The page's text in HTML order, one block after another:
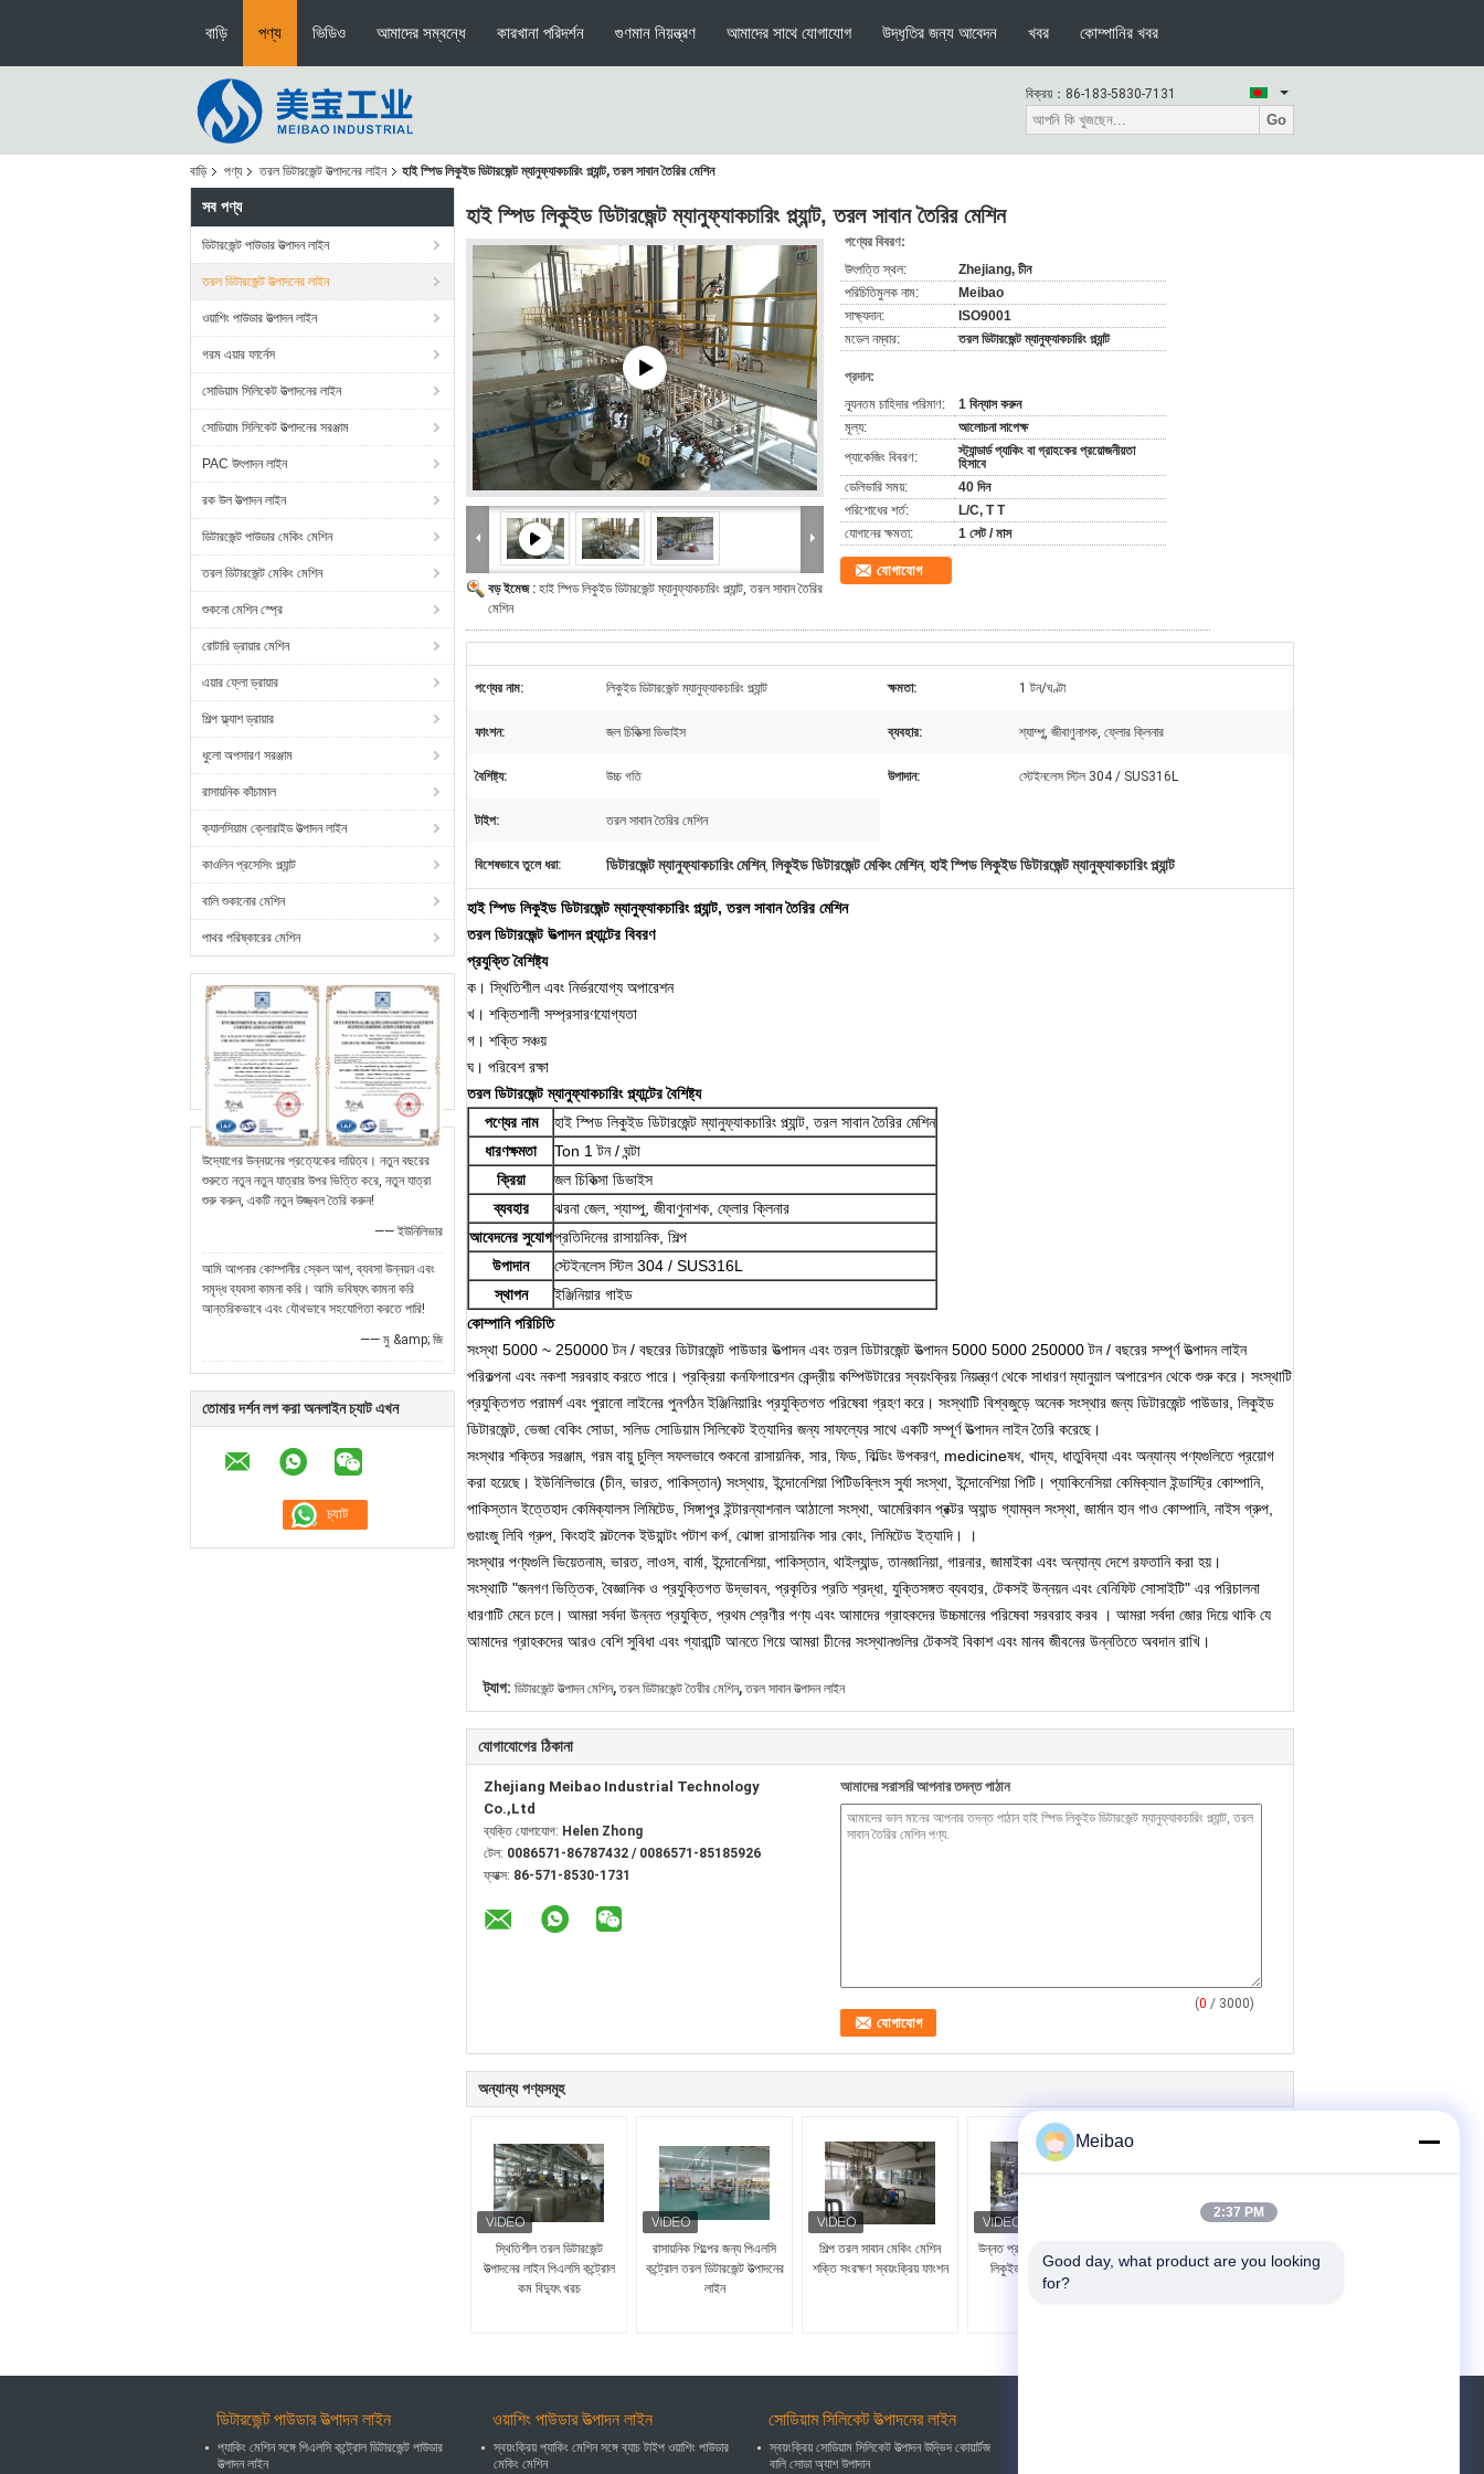
বাড়ি পণ্য ভিডিও আমাদের সম্বন্ধে কারখানা পরিদর্শন গুণমান নিয়ন্ত্রণ আমাদের সাথে যোগাযোগ উদ্ধৃতির জন্য আবেদন খবর কোম্পানির খবর
বিক্রয়： 86-183-5830-7131
Go
বাড়ি পণ্য তরল ডিটারজেন্ট উত্পাদনের লাইন হাই স্পিড লিকুইড ডিটারজেন্ট ম্যানুফ্যাকচারিং প্ল্যান্ট, তরল সাবান তৈরির মেশিন
সব পণ্য
ডিটারজেন্ট পাউডার উত্পাদন লাইন
তরল ডিটারজেন্ট উত্পাদনের লাইন
ওয়াশিং পাউডার উত্পাদন লাইন
গরম এয়ার ফার্নেস
সোডিয়াম সিলিকেট উত্পাদনের লাইন
সোডিয়াম সিলিকেট উত্পাদনের সরঞ্জাম
PAC উৎপাদন লাইন
রক উল উত্পাদন লাইন
ডিটারজেন্ট পাউডার মেকিং মেশিন
তরল ডিটারজেন্ট মেকিং মেশিন
শুকনো মেশিন স্প্রে
রোটারি ড্রায়ার মেশিন
এয়ার ফ্লো ড্রায়ার
শিল্প ফ্ল্যাশ ড্রায়ার
ধুলো অপসারণ সরঞ্জাম
রাসায়নিক কাঁচামাল
ক্যালসিয়াম ক্লোরাইড উত্পাদন লাইন
কাওলিন প্রসেসিং প্ল্যান্ট
বালি শুকানোর মেশিন
পাথর পরিষ্কারের মেশিন
উদ্যোগের উন্নয়নের প্রত্যেকের দায়িত্ব। নতুন বছরের
শুরুতে নতুন নতুন যাত্রার উপর ভিত্তি করে, নতুন যাত্রা
শুরু করুন, একটি নতুন উজ্জ্বল তৈরি করুন!
—— ইউনিলিভার
আমি আপনার কোম্পানীর স্কেল আপ, ব্যবসা উন্নয়ন এবং
সমৃদ্ধ ব্যবসা কামনা করি। আমি ভবিষ্যৎ কামনা করি
আন্তরিকভাবে এবং যৌথভাবে সহযোগিতা করতে পারি!
—— মু &amp; জি
তোমার দর্শন লগ করা অনলাইন চ্যাট এখন
হাই স্পিড লিকুইড ডিটারজেন্ট ম্যানুফ্যাকচারিং প্ল্যান্ট, তরল সাবান তৈরির মেশিন
বড় ইমেজ : হাই স্পিড লিকুইড ডিটারজেন্ট ম্যানুফ্যাকচারিং প্ল্যান্ট, তরল সাবান তৈরির
মেশিন
পণ্যের বিবরণ:
উৎপত্তি স্থল:
Zhejiang, চীন
পরিচিতিমুলক নাম:
Meibao
সাক্ষ্যদান:
ISO9001
মডেল নম্বার:
তরল ডিটারজেন্ট ম্যানুফ্যাকচারিং প্ল্যান্ট
প্রদান:
ন্যূনতম চাহিদার পরিমাণ:
1 বিন্যাস করুন
মূল্য:
আলোচনা সাপেক্ষ
প্যাকেজিং বিবরণ:
স্ট্যান্ডার্ড প্যাকিং বা গ্রাহকের প্রয়োজনীয়তা
হিসাবে
ডেলিভারি সময়:
40 দিন
পরিশোধের শর্ত:
L/C, T T
যোগানের ক্ষমতা:
1 সেট / মাস
যোগাযোগ
পণ্যের নাম: লিকুইড ডিটারজেন্ট ম্যানুফ্যাকচারিং প্ল্যান্ট ক্ষমতা: 1 টন/ঘণ্টা
ফাংশন: জল চিকিত্সা ডিভাইস ব্যবহার: শ্যাম্পু, জীবাণুনাশক, ফ্লোর ক্লিনার
বৈশিষ্ট্য: উচ্চ গতি উপাদান: স্টেইনলেস স্টিল 304 / SUS316L
টাইপ: তরল সাবান তৈরির মেশিন
বিশেষভাবে তুলে ধরা: ডিটারজেন্ট ম্যানুফ্যাকচারিং মেশিন, লিকুইড ডিটারজেন্ট মেকিং মেশিন, হাই স্পিড লিকুইড ডিটারজেন্ট ম্যানুফ্যাকচারিং প্ল্যান্ট
হাই স্পিড লিকুইড ডিটারজেন্ট ম্যানুফ্যাকচারিং প্ল্যান্ট, তরল সাবান তৈরির মেশিন
তরল ডিটারজেন্ট উত্পাদন প্ল্যান্টের বিবরণ
প্রযুক্তি বৈশিষ্ট্য
ক। স্থিতিশীল এবং নির্ভরযোগ্য অপারেশন
খ। শক্তিশালী সম্প্রসারণযোগ্যতা
গ। শক্তি সঞ্চয়
ঘ। পরিবেশ রক্ষা
তরল ডিটারজেন্ট ম্যানুফ্যাকচারিং প্ল্যান্টের বৈশিষ্ট্য
পণ্যের নাম
হাই স্পিড লিকুইড ডিটারজেন্ট ম্যানুফ্যাকচারিং প্ল্যান্ট, তরল সাবান তৈরির মেশিন
ধারণক্ষমতা
Ton 1 টন / ঘন্টা
ক্রিয়া
জল চিকিত্সা ডিভাইস
ব্যবহার
ঝরনা জেল, শ্যাম্পু, জীবাণুনাশক, ফ্লোর ক্লিনার
আবেদনের সুযোগপ্রতিদিনের রাসায়নিক, শিল্প
উপাদান
স্টেইনলেস স্টিল 304 / SUS316L
স্থাপন
ইঞ্জিনিয়ার গাইড
কোম্পানি পরিচিতি
সংস্থা 5000 ~ 250000 টন / বছরের ডিটারজেন্ট পাউডার উত্পাদন এবং তরল ডিটারজেন্ট উত্পাদন 5000 5000 250000 টন / বছরের সম্পূর্ণ উত্পাদন লাইন
পরিকল্পনা এবং নকশা সরবরাহ করতে পারে। প্রক্রিয়া কনফিগারেশন কেন্দ্রীয় কম্পিউটারের স্বয়ংক্রিয় নিয়ন্ত্রণ থেকে সাধারণ ম্যানুয়াল অপারেশন থেকে শুরু করে। সংস্থাটি
প্রযুক্তিগত পরামর্শ এবং পুরানো লাইনের পুনর্গঠন ইঞ্জিনিয়ারিং প্রযুক্তিগত পরিষেবা গ্রহণ করে। সংস্থাটি বিশ্বজুড়ে অনেক সংস্থার জন্য ডিটারজেন্ট পাউডার, লিকুইড
ডিটারজেন্ট, ভেজা বেকিং সোডা, সলিড সোডিয়াম সিলিকেট ইত্যাদির জন্য সাফল্যের সাথে একটি সম্পূর্ণ উত্পাদন লাইন তৈরি করেছে।
সংস্থার শক্তির সরঞ্জাম, গরম বায়ু চুল্লি সফলভাবে শুকনো রাসায়নিক, সার, ফিড, বিল্ডিং উপকরণ, medicineষধ, খাদ্য, ধাতুবিদ্যা এবং অন্যান্য পণ্যগুলিতে প্রয়োগ
করা হয়েছে। ইউনিলিভারে (চীন, ভারত, পাকিস্তান) সংস্থায়, ইন্দোনেশিয়া পিটিডব্লিংস সুর্যা সংস্থা, ইন্দোনেশিয়া পিটি। প্যাকিনেসিয়া কেমিক্যাল ইন্ডাস্ট্রি কোম্পানি,
পাকিস্তান ইত্তেহাদ কেমিক্যালস লিমিটেড, সিঙ্গাপুর ইন্টারন্যাশনাল আঠালো সংস্থা, আমেরিকান প্রক্টর অ্যান্ড গ্যাম্বল সংস্থা, জার্মান হান গাও কোম্পানি, নাইস গ্রুপ,
গুয়াংজু লিবি গ্রুপ, কিংহাই সল্টলেক ইউয়ান্টং পটাশ কর্প, ঝোঙ্গা রাসায়নিক সার কোং, লিমিটেড ইত্যাদি। ।
সংস্থার পণ্যগুলি ভিয়েতনাম, ভারত, লাওস, বার্মা, ইন্দোনেশিয়া, পাকিস্তান, থাইল্যান্ড, তানজানিয়া, গারনার, জামাইকা এবং অন্যান্য দেশে রফতানি করা হয়।
সংস্থাটি "জনগণ ভিত্তিক, বৈজ্ঞানিক ও প্রযুক্তিগত উদ্ভাবন, প্রকৃতির প্রতি শ্রদ্ধা, যুক্তিসঙ্গত ব্যবহার, টেকসই উন্নয়ন এবং বেনিফিট সোসাইটি" এর পরিচালনা
ধারণাটি মেনে চলে। আমরা সর্বদা উন্নত প্রযুক্তি, প্রথম শ্রেণীর পণ্য এবং আমাদের গ্রাহকদের উচ্চমানের পরিষেবা সরবরাহ করব । আমরা সর্বদা জোর দিয়ে থাকি যে
আমাদের গ্রাহকদের আরও বেশি সুবিধা এবং গ্যারান্টি আনতে গিয়ে আমরা চীনের সংস্থানগুলির টেকসই বিকাশ এবং মানব জীবনের উন্নতিতে অবদান রাখি।
ট্যাগ: ডিটারজেন্ট উত্পাদন মেশিন, তরল ডিটারজেন্ট তৈরীর মেশিন, তরল সাবান উত্পাদন লাইন
যোগাযোগের ঠিকানা
Zhejiang Meibao Industrial Technology
Co.,Ltd
ব্যক্তি যোগাযোগ: Helen Zhong
টেল: 0086571-86787432 / 0086571-85185926
ফ্যাক্স: 86-571-8530-1731
আমাদের সরাসরি আপনার তদন্ত পাঠান
(0 / 3000)
অন্যান্য পণ্যসমূহ
স্থিতিশীল তরল ডিটারজেন্ট
উত্পাদনের লাইন পিএলসি কন্ট্রোল
কম বিদ্যুৎ খরচ
রাসায়নিক শিল্পের জন্য পিএলসি
কন্ট্রোল তরল ডিটারজেন্ট উত্পাদনের
লাইন
শিল্প তরল সাবান মেকিং মেশিন
শক্তি সংরক্ষণ স্বয়ংক্রিয় ফাংশন
উন্নত প্রযুক্তির সাহায্যে ব্লিচিং
লিকুইড সোপ মেকিং মেশিন
সাথে তরল সাবান তৈরির মেশিন
ডিটারজেন্ট পাউডার উত্পাদন লাইন
প্যাকিং মেশিন সঙ্গে পিএলসি কন্ট্রোল ডিটারজেন্ট পাউডার
উত্পাদন লাইন
ওয়াশিং পাউডার উত্পাদন লাইন
স্বয়ংক্রিয় প্যাকিং মেশিন সঙ্গে ব্যাচ টাইপ ওয়াশিং পাউডার
মেকিং মেশিন
সোডিয়াম সিলিকেট উত্পাদনের লাইন
স্বয়ংক্রিয় সোডিয়াম সিলিকেট উত্পাদন উদ্ভিদ কোয়ার্টজ
বালি সোডা অ্যাশ উপাদান
Meibao
2:37 PM
Good day, what product are you looking
for?